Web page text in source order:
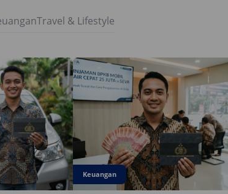
Travel & Lifestyle
Keuangan